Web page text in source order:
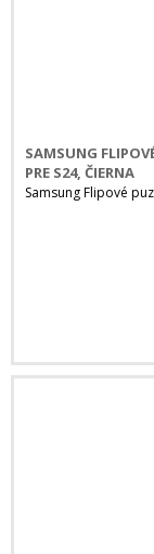
SAMSUNG
PRE S24, ČIERNA
Samsung Flipové